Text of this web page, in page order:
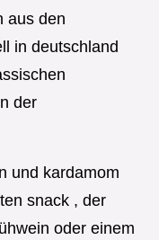
aus den
in deutschland
der
und kardamom
snack , der
oder einem